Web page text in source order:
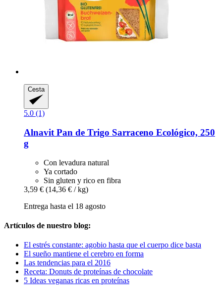
Cesta
5.0 (1)
Alnavit Pan de Trigo Sarraceno Ecológico, 250
g
Con levadura natural
Ya cortado
Sin gluten y rico en fibra
3,59 € (14,36 € / kg)
Entrega hasta el 18 agosto
Artículos de nuestro blog:
El estrés constante: agobio hasta que el cuerpo dice basta
El sueño mantiene el cerebro en forma
Las tendencias para el 2016
Receta: Donuts de proteínas de chocolate
5 Ideas veganas ricas en proteínas